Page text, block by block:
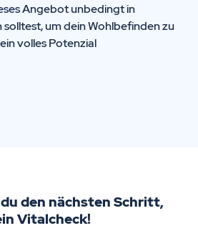
Angebot unbedingt in
um dein Wohlbefinden zu
volles Potenzial
den nächsten Schritt,
Vitalcheck!